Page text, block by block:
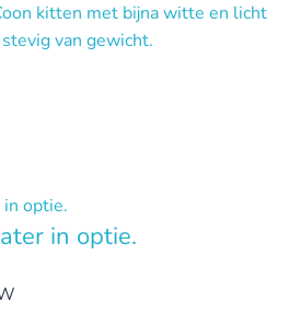
kitten met bijna witte en licht
van gewicht.
in optie.